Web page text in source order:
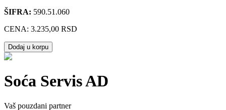
ŠIFRA: 590.51.060
CENA: 3.235,00 RSD
Dodaj u korpu
Soća Servis AD
Vaš pouzdani partner